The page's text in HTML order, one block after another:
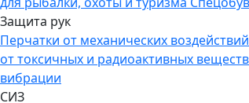
Защита рук
Перчатки от механических воздействий
от токсичных и радиоактивных веществ
вибрации
СИЗ